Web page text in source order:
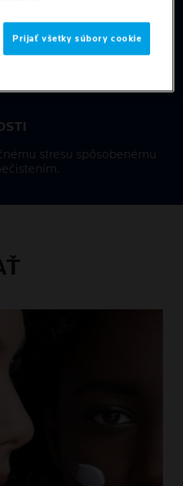
VOČI VONKAJŠÍM
stresu spôsobenému
Prijať všetky súbory cookie